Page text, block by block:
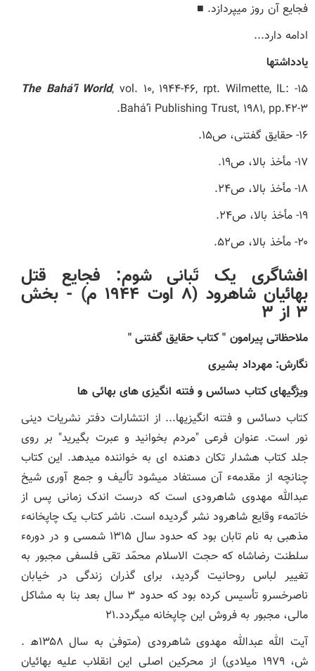
فجایع آن روز می‏پردازد. ■
ادامه دارد...
یادداشت‏ها
۱۵-
The Bahá'í World, vol. ۱۰, ۱۹۴۴-۴۶, rpt. Wilmette, IL:
Bahá'í Publishing Trust, ۱۹۸۱, pp.۴۲-۳.
۱۶- حقایق گفتنی، ص۱۵.
۱۷- مأخذ بالا، ص۱۹.
۱۸- مأخذ بالا، ص۲۴.
۱۹- مأخذ بالا، ص۲۴.
۲۰- مأخذ بالا، ص۵۲.
افشاگری یک تَبانی شوم: فجایع قتل
بهائیان شاهرود (۸ اوت ۱۹۴۴ م) - بخش
۳ از ۳
ملاحظاتی پیرامون " کتاب حقایق گفتنی "
نگارش: مهرداد بشیری
ویژگی‏های کتاب دسائس و فتنه ‏انگیزی‏ های بهائی‏ ها
کتاب دسائس و فتنه ‏انگیزی‏ها... از انتشارات دفتر نشریات دینی
نور است. عنوان فرعی "مردم بخوانید و عبرت بگیرید" بر روی
جلد کتاب هشدار تکان‏ دهنده‏ ای به خواننده می‏دهد. این کتاب
چنانچه از مقدمهء آن مستفاد می‏شود تألیف و جمع ‏آوری شیخ
عبدالله مهدوی شاهرودی است که درست اندک زمانی پس از
خاتمهء وقایع شاهرود نشر گردیده است. ناشر کتاب یک چاپخانهء
مذهبی به نام تابان بود که حدود سال ۱۳۱۵ شمسی و در دورهء
سلطنت رضاشاه که حجت الاسلام محمّد تقی فلسفی مجبور به
تغییر لباس روحانیت گردید، برای گذران زندگی در خیابان
ناصرخسرو تأسیس کرده بود که حدود ۳ سال بعد بنا به مشاکل
مالی، مجبور به فروش این چاپخانه می‏گردد.۲۱
آیت ‏الله عبدالله مهدوی شاهرودی (متوفیٰ به سال ۱۳۵۸ھ .
ش، ۱۹۷۹ میلادی) از محرکین اصلی این انقلاب علیه بهائیان